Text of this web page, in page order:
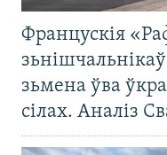
Францускія
зьмена ўва
сілах. Аналіз